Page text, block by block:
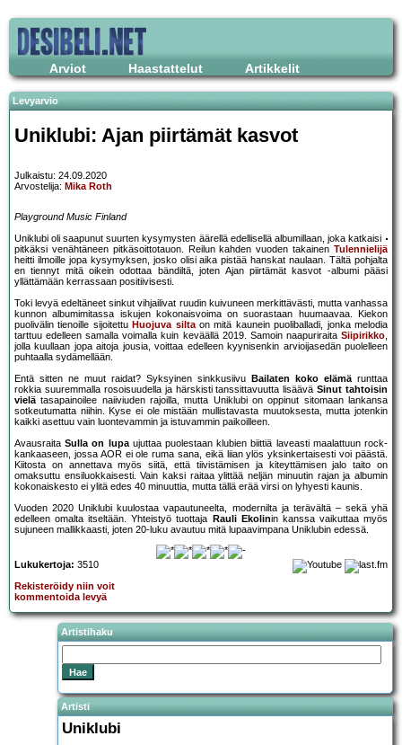
Arviot Haastattelut Artikkelit
Levyarvio
Uniklubi: Ajan piirtämät kasvot
Julkaistu: 24.09.2020
Arvostelija: Mika Roth
Playground Music Finland
Uniklubi oli saapunut suurten kysymysten äärellä edellisellä albumillaan, joka katkaisi
pitkäksi venähtäneen pitkäsoittotauon. Reilun kahden vuoden takainen Tulennielijä
heitti ilmoille jopa kysymyksen, josko olisi aika pistää hanskat naulaan. Tältä pohjalta
en tiennyt mitä oikein odottaa bändiltä, joten Ajan piirtämät kasvot -albumi pääsi
yllättämään kerrassaan positiivisesti.
Toki levyä edeltäneet sinkut vihjailivat ruudin kuivuneen merkittävästi, mutta vanhassa
kunnon albumimitassa iskujen kokonaisvoima on suorastaan huumaavaa. Kiekon
puolivälin tienoille sijoitettu Huojuva siltaon mitä kaunein puoliballadi, jonka melodia
tarttuu edelleen samalla voimalla kuin keväällä 2019. Samoin naapuriraita Siipirikko,
jolla kuullaan jopa aitoja jousia, voittaa edelleen kyynisenkin arvioijasedän puolelleen
puhtaalla sydämellään.
Entä sitten ne muut raidat? Syksyinen sinkkusiivu
Bailaten koko elämärunttaa
rokkia suuremmalla rosoisuudella ja härskisti tanssittavuutta lisääväSinut tahtoisin
vielätasapainoilee naiiviuden rajoilla, mutta Uniklubi on oppinut sitomaan lankansa
sotkeutumatta niihin. Kyse ei ole mistään mullistavasta muutoksesta, mutta jotenkin
kaikki asettuu vain luontevammin ja istuvammin paikoilleen.
AvausraitaSulla on lupaujuttaa puolestaan klubien biittiä laveasti maalattuun rock-
kankaaseen, jossa AOR ei ole ruma sana, eikä liian ylös yksinkertaisesti voi päästä.
Kiitosta on annettava myös siitä, että tiivistämisen ja kiteyttämisen jalo taito on
omaksuttu ensiluokkaisesti. Vain kaksi raitaa ylittää neljän minuutin rajan ja albumin
kokonaiskesto ei ylitä edes 40 minuuttia, mutta tällä erää virsi on lyhyesti kaunis.
Vuoden 2020 Uniklubi kuulostaa vapautuneelta, modernilta ja terävältä – sekä yhä
edelleen omalta itseltään. Yhteistyö tuottaja
Rauli Ekolinin kanssa vaikuttaa myös
sujuneen mallikkaasti, joten 20-luku avautuu mitä lupaavimpana Uniklubin edessä.
Lukukertoja: 3510
Rekisteröidy niin voit
kommentoida levyä
Artistihaku
Artisti
Uniklubi